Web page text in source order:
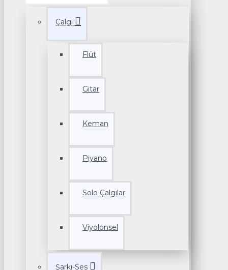
Çalgı
Flüt
Gitar
Keman
Piyano
Solo Çalgılar
Viyolonsel
Şarkı-Ses